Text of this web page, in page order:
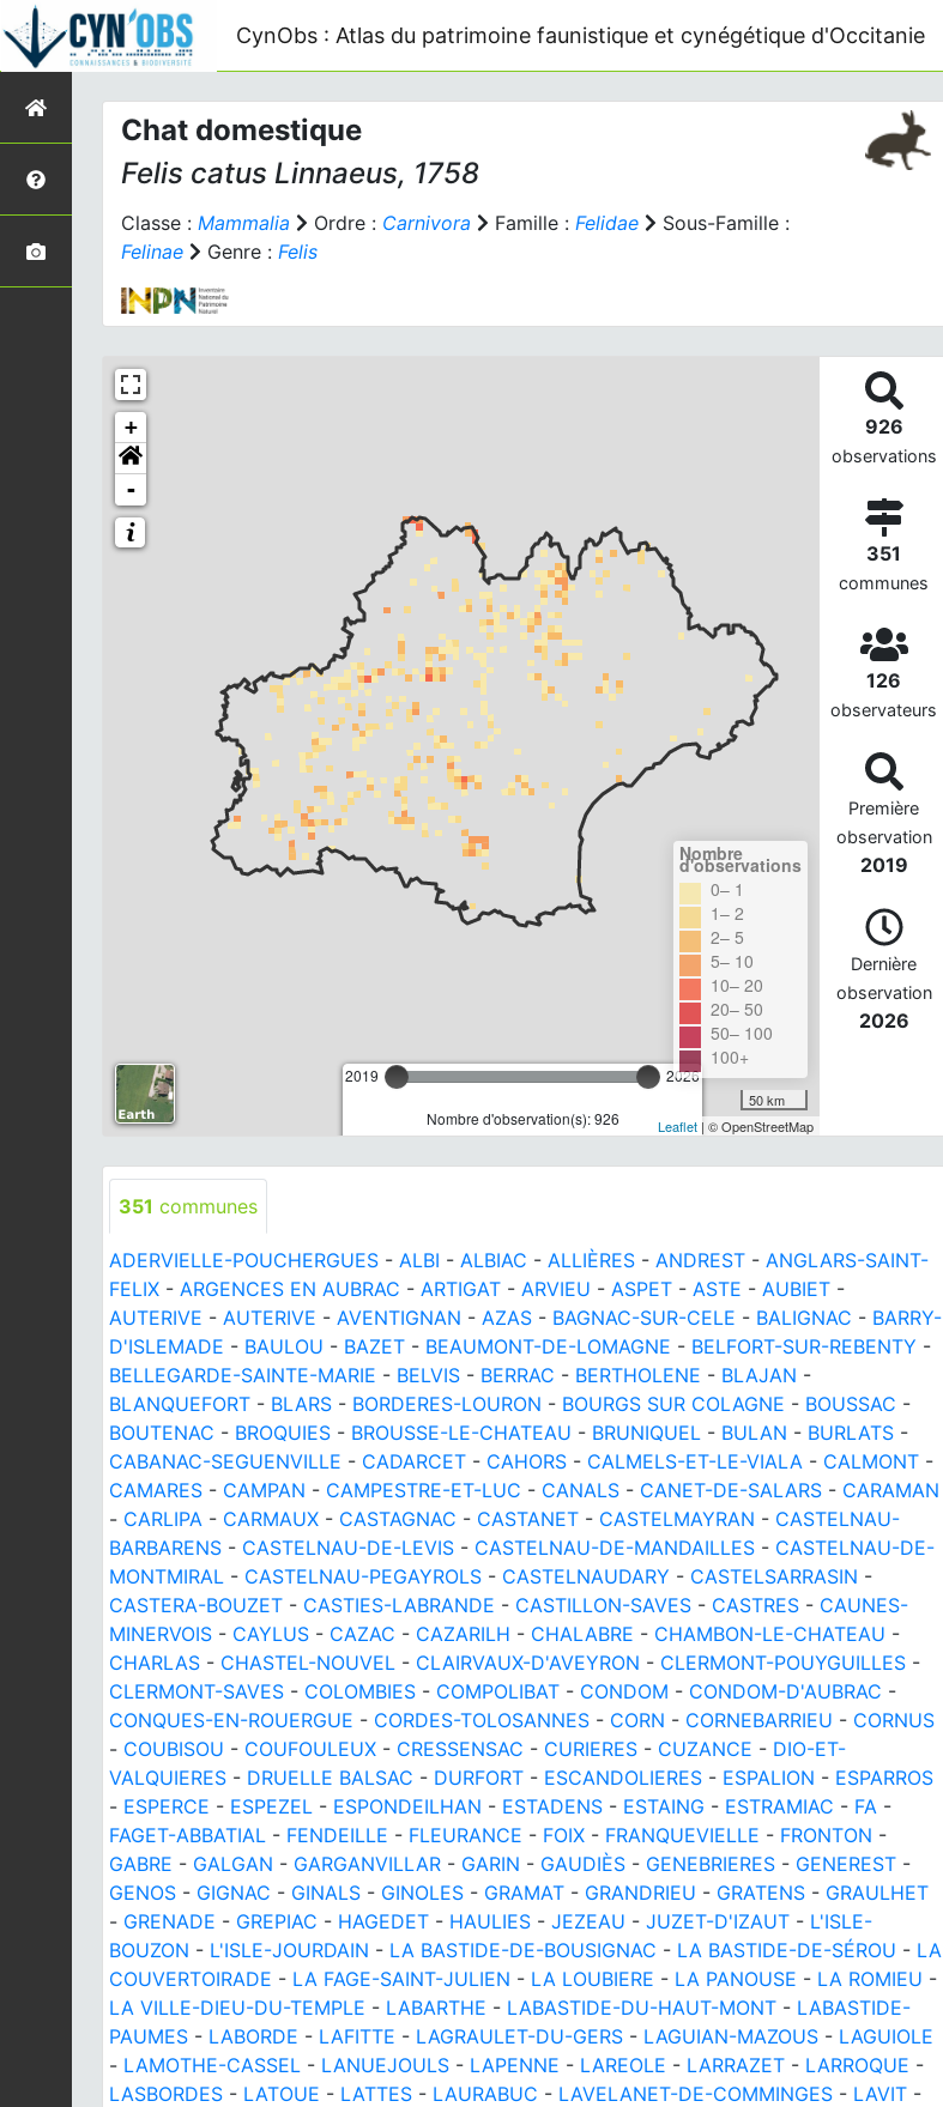
CynObs : Atlas du patrimoine faunistique et cynégétique d'Occitanie
Chat domestique
Felis catus Linnaeus, 1758
Classe : Mammalia Ordre : Carnivora Famille : Felidae
Sous-Famille :
Felinae
Genre : Felis
+
-
2019 2026
Nombre d'observation(s): 926
Nombre
d'observations
0– 1
1– 2
2– 5
5– 10
10– 20
20– 50
50– 100
100+
50 km
Leaflet| © OpenStreetMap
926
observations
351
communes
126
observateurs
Première
observation
2019
Dernière
observation
2026
351 communes
ADERVIELLE-POUCHERGUES - ALBI - ALBIAC - ALLIÈRES - ANDREST - ANGLARS-SAINT-
FELIX - ARGENCES EN AUBRAC - ARTIGAT - ARVIEU - ASPET - ASTE - AUBIET -
AUTERIVE - AUTERIVE - AVENTIGNAN - AZAS - BAGNAC-SUR-CELE - BALIGNAC - BARRY-
D'ISLEMADE - BAULOU - BAZET - BEAUMONT-DE-LOMAGNE - BELFORT-SUR-REBENTY -
BELLEGARDE-SAINTE-MARIE - BELVIS - BERRAC - BERTHOLENE - BLAJAN -
BLANQUEFORT - BLARS - BORDERES-LOURON - BOURGS SUR COLAGNE - BOUSSAC -
BOUTENAC - BROQUIES - BROUSSE-LE-CHATEAU - BRUNIQUEL - BULAN - BURLATS -
CABANAC-SEGUENVILLE - CADARCET - CAHORS - CALMELS-ET-LE-VIALA - CALMONT -
CAMARES - CAMPAN - CAMPESTRE-ET-LUC - CANALS - CANET-DE-SALARS - CARAMAN
- CARLIPA - CARMAUX - CASTAGNAC - CASTANET - CASTELMAYRAN - CASTELNAU-
BARBARENS - CASTELNAU-DE-LEVIS - CASTELNAU-DE-MANDAILLES - CASTELNAU-DE-
MONTMIRAL - CASTELNAU-PEGAYROLS - CASTELNAUDARY - CASTELSARRASIN -
CASTERA-BOUZET - CASTIES-LABRANDE - CASTILLON-SAVES - CASTRES - CAUNES-
MINERVOIS - CAYLUS - CAZAC - CAZARILH - CHALABRE - CHAMBON-LE-CHATEAU -
CHARLAS - CHASTEL-NOUVEL - CLAIRVAUX-D'AVEYRON - CLERMONT-POUYGUILLES -
CLERMONT-SAVES - COLOMBIES - COMPOLIBAT - CONDOM - CONDOM-D'AUBRAC -
CONQUES-EN-ROUERGUE - CORDES-TOLOSANNES - CORN - CORNEBARRIEU - CORNUS
- COUBISOU - COUFOULEUX - CRESSENSAC - CURIERES - CUZANCE - DIO-ET-
VALQUIERES - DRUELLE BALSAC - DURFORT - ESCANDOLIERES - ESPALION - ESPARROS
- ESPERCE - ESPEZEL - ESPONDEILHAN - ESTADENS - ESTAING - ESTRAMIAC - FA -
FAGET-ABBATIAL - FENDEILLE - FLEURANCE - FOIX - FRANQUEVIELLE - FRONTON -
GABRE - GALGAN - GARGANVILLAR - GARIN - GAUDIÈS - GENEBRIERES - GENEREST -
GENOS - GIGNAC - GINALS - GINOLES - GRAMAT - GRANDRIEU - GRATENS - GRAULHET
- GRENADE - GREPIAC - HAGEDET - HAULIES - JEZEAU - JUZET-D'IZAUT - L'ISLE-
BOUZON - L'ISLE-JOURDAIN - LA BASTIDE-DE-BOUSIGNAC - LA BASTIDE-DE-SÉROU - LA
COUVERTOIRADE - LA FAGE-SAINT-JULIEN - LA LOUBIERE - LA PANOUSE - LA ROMIEU -
LA VILLE-DIEU-DU-TEMPLE - LABARTHE - LABASTIDE-DU-HAUT-MONT - LABASTIDE-
PAUMES - LABORDE - LAFITTE - LAGRAULET-DU-GERS - LAGUIAN-MAZOUS - LAGUIOLE
- LAMOTHE-CASSEL - LANUEJOULS - LAPENNE - LAREOLE - LARRAZET - LARROQUE -
LASBORDES - LATOUE - LATTES - LAURABUC - LAVELANET-DE-COMMINGES - LAVIT -